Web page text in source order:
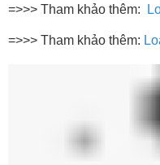
2. Cấu trúc của
loa, 2 đường tiếng. Cấu
đường kính 3 cm dành
mid/bass đường kính 13